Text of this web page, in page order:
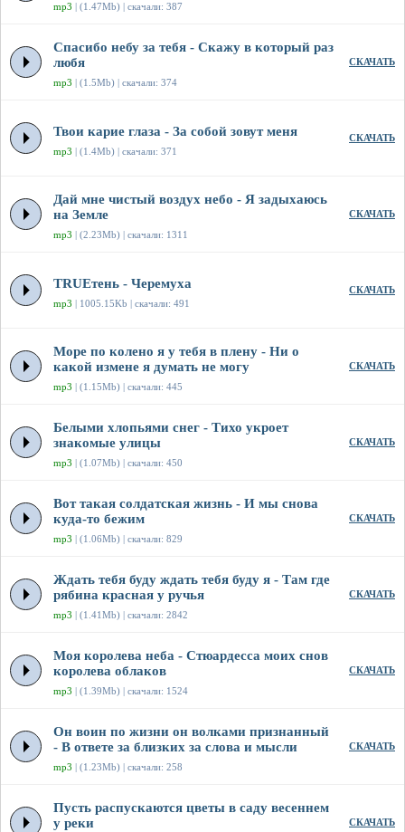
mp3 | (1.47Mb) | скачали: 387
Спасибо небу за тебя - Скажу в который раз
любя
mp3 | (1.5Mb) | скачали: 374
СКАЧАТЬ
Твои карие глаза - За собой зовут меня
mp3 | (1.4Mb) | скачали: 371
СКАЧАТЬ
Дай мне чистый воздух небо - Я задыхаюсь
на Земле
mp3 | (2.23Mb) | скачали: 1311
СКАЧАТЬ
TRUEтень - Черемуха
mp3 | 1005.15Kb | скачали: 491
СКАЧАТЬ
Море по колено я у тебя в плену - Ни о
какой измене я думать не могу
mp3 | (1.15Mb) | скачали: 445
СКАЧАТЬ
Белыми хлопьями снег - Тихо укроет
знакомые улицы
mp3 | (1.07Mb) | скачали: 450
СКАЧАТЬ
Вот такая солдатская жизнь - И мы снова
куда-то бежим
mp3 | (1.06Mb) | скачали: 829
СКАЧАТЬ
Ждать тебя буду ждать тебя буду я - Там где
рябина красная у ручья
mp3 | (1.41Mb) | скачали: 2842
СКАЧАТЬ
Моя королева неба - Стюардесса моих снов
королева облаков
mp3 | (1.39Mb) | скачали: 1524
СКАЧАТЬ
Он воин по жизни он волками признанный
- В ответе за близких за слова и мысли
mp3 | (1.23Mb) | скачали: 258
СКАЧАТЬ
Пусть распускаются цветы в саду весеннем
у реки
СКАЧАТЬ